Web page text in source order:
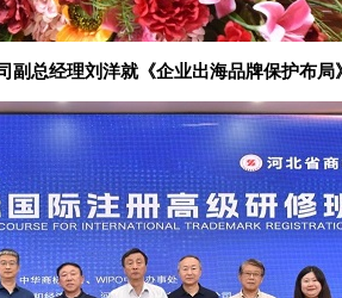
副总经理刘洋就《企业出海品牌保护布局